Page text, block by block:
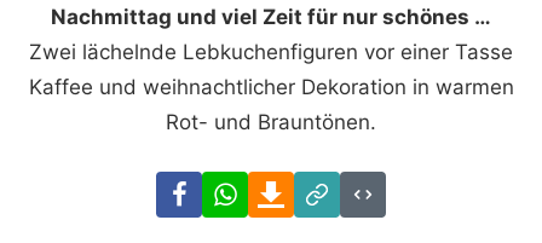
Nachmittag und viel Zeit für nur schönes …
Zwei lächelnde Lebkuchenfiguren vor einer Tasse
Kaffee und weihnachtlicher Dekoration in warmen
Rot- und Brauntönen.
FacebookWhatsAppDownload
Link
Code